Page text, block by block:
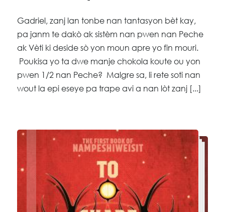
Gadriel, zanj lan tonbe nan tantasyon bèt kay,
pa janm te dakò ak sistèm nan pwen nan Peche
ak Vèti ki deside sò yon moun apre yo fin mouri.
Poukisa yo ta dwe manje chokola koute ou yon
pwen 1/2 nan Peche? Malgre sa, li rete soti nan
wout la epi eseye pa trape avi a nan lòt zanj [...]